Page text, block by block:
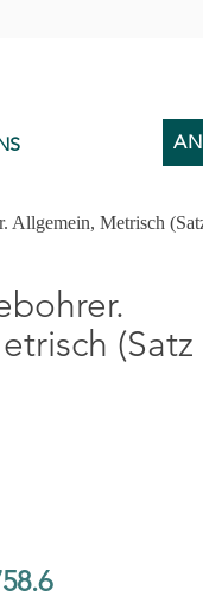
Allgemein, Metrisch
(Satz